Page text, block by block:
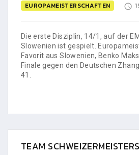
EUROPAMEISTERSCHAFTEN
Die erste Disziplin, 14/1, auf der
Slowenien ist gespielt.
Favorit aus Slowenien, Benko
Finale gegen den Deutschen
41.
TEAM